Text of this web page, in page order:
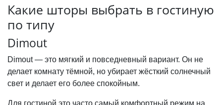
Какие шторы выбрать в гостиную
по типу
Dimout
Dimout — это мягкий и повседневный вариант. Он не
делает комнату тёмной, но убирает жёсткий солнечный
свет и делает его более спокойным.
Для гостиной это часто самый комфортный режим на